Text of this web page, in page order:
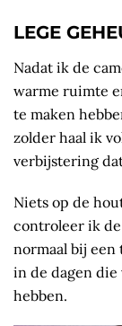
LEGE
Nadat ik de
warme ruimte
te maken
zolder haal ik
verbijstering
Niets op de
controleer ik de
normaal bij een
in de dagen
hebben.